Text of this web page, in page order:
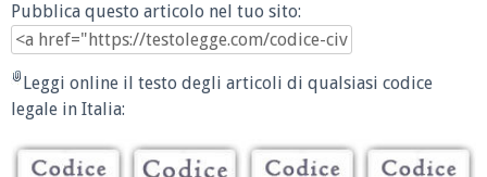
Pubblica questo articolo nel tuo sito:
Leggi online il testo degli articoli di qualsiasi codice
legale in Italia: